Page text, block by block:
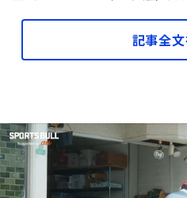
記事全